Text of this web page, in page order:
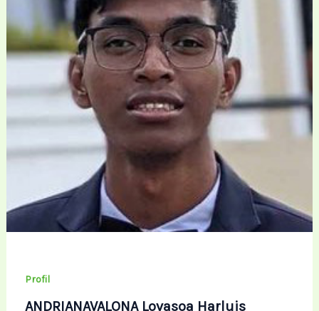
Profil
ANDRIANAVALONA Lovasoa Harluis